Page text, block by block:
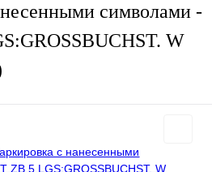
символами -
W